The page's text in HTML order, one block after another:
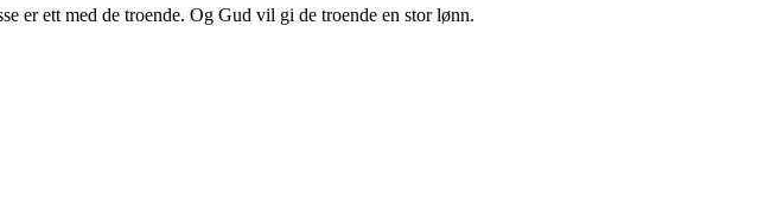
er ett med de troende. Og Gud vil gi de troende en stor lønn.